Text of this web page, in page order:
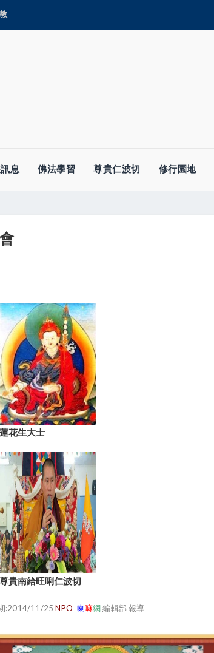
息 佛法學習 尊貴仁波切 修行園地
蓮花生大士
尊貴南給旺唎仁波切
:2014/11/25NPO 喇嘛網編輯部 報導